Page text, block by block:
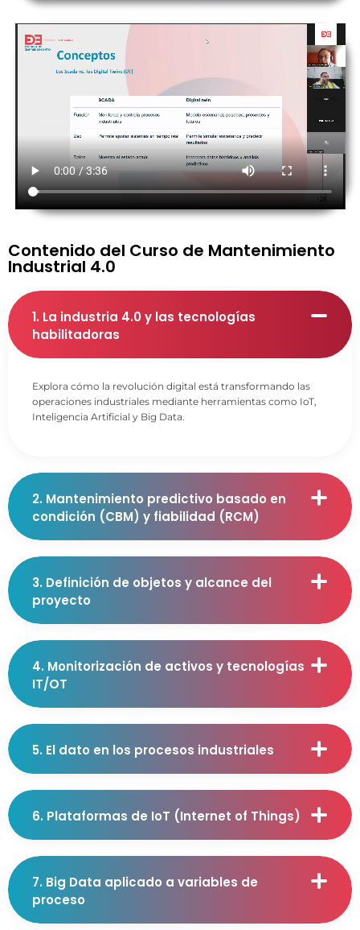
Contenido del Curso de Mantenimiento
Industrial 4.0
1. La industria 4.0 y las tecnologías
habilitadoras
Explora cómo la revolución digital está transformando las
operaciones industriales mediante herramientas como IoT,
Inteligencia Artificial y Big Data.
2. Mantenimiento predictivo basado en
condición (CBM) y fiabilidad (RCM)
3. Definición de objetos y alcance del
proyecto
4. Monitorización de activos y tecnologías
IT/OT
5. El dato en los procesos industriales
6. Plataformas de IoT (Internet of Things)
7. Big Data aplicado a variables de
proceso